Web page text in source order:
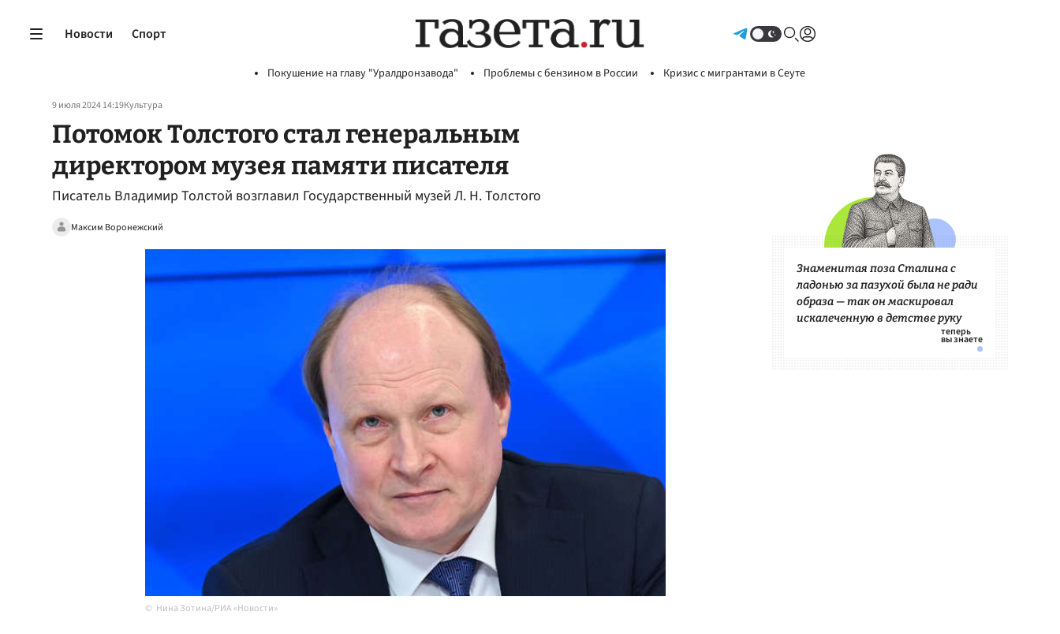
Новости Спорт
Покушение на главу "Уралдронзавода" Проблемы с бензином в России Кризис с мигрантами в Сеуте
9 июля 2024 14:19Культура
Потомок Толстого стал генеральным
директором музея памяти писателя
Писатель Владимир Толстой возглавил Государственный музей Л. Н. Толстого
Максим Воронежский
Нина Зотина/РИА «Новости»
Знаменитая поза Сталина с
ладонью за пазухой была не ради
образа — так он маскировал
искалеченную в детстве руку